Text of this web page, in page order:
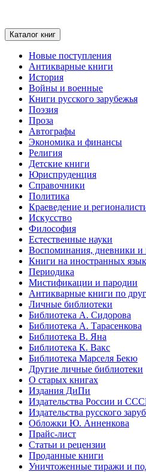
Каталог книг
Новые поступления
Антикварные книги
История
Войны и военные
Книги русского зарубежья
Поэзия
Проза
Автографы
Экономика и финансы
Религия
Детские книги
Юриспруденция
Справочники
Политика
Краеведение и
Искусство
Философия
Естественные науки
Воспоминания, дневники и
Книги на иностранных
Периодика
Мистификации и пародии
Антикварные книги по
Личные библиотеки
Библиотека А. Сидорова
Библиотека А. Тарасенкова
Библиотека В. Яна
Библиотека К. Вакс
Библиотека Марселя Бекю
Другие личные библиотеки
О старых книгах
Издания ДиПи
Издательства России и
Издательства русского
Обложки Ю. Анненкова
Прайс-лист
Статьи и рецензии
Проданные книги
Уничтоженные тиражи и